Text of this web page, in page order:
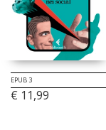
EPUB 3
€ 11,99